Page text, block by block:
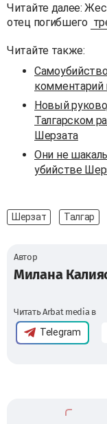
Читайте далее:
отец погибшего
Читайте также:
комментарий
Новый
Талгарском
Шерзата
Они не
убийстве
Шерзат Талгар
Автор
Милана
Читать Arbat media в
Telegram